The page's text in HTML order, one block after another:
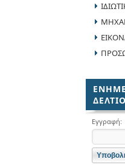
ΔΕΛΤΙΟ
Εγγραφή: